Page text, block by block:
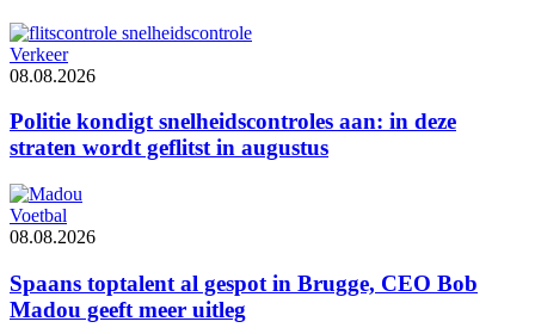
Verkeer
08.08.2026
Politie kondigt snelheidscontroles aan: in deze
straten wordt geflitst in augustus
Voetbal
08.08.2026
Spaans toptalent al gespot in Brugge, CEO Bob
Madou geeft meer uitleg